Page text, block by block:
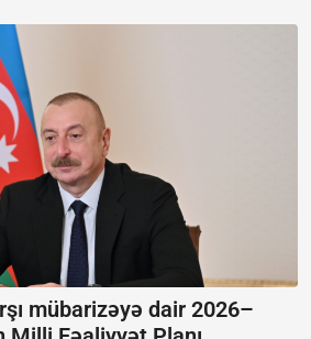
mübarizəyə dair 2026–